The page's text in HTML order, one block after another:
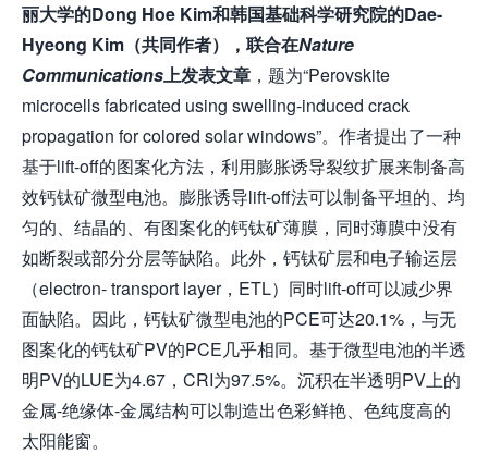
丽大学的Dong Hoe Kim和韩国基础科学研究院的Dae-
Hyeong Kim （共同作者），联合在Nature
Communications上发表文章 ，题为“Perovskite
microcells fabricated using swelling-induced crack
propagation for colored solar windows”。作者提出了一种
基于lift-off的图案化方法，利用膨胀诱导裂纹扩展来制备高
效钙钛矿微型电池。膨胀诱导lift-off法可以制备平坦的、均
匀的、结晶的、有图案化的钙钛矿薄膜，同时薄膜中没有
如断裂或部分分层等缺陷。此外，钙钛矿层和电子输运层
（electron- transport layer，ETL）同时lift-off可以减少界
面缺陷。因此，钙钛矿微型电池的PCE可达20.1%，与无
图案化的钙钛矿PV的PCE几乎相同。基于微型电池的半透
明PV的LUE为4.67，CRI为97.5%。沉积在半透明PV上的
金属-绝缘体-金属结构可以制造出色彩鲜艳、色纯度高的
太阳能窗。